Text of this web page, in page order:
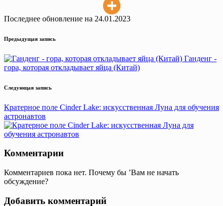
Последнее обновление на 24.01.2023
Навигация
записи
Предыдущая запись
Ганденг -
гора, которая откладывает яйца (Китай)
Следующая запись
Кратерное поле Cinder Lake: искусственная Луна для обучения
астронавтов
Комментарии
Комментариев пока нет. Почему бы ’Вам не начать
обсуждение?
Добавить комментарий